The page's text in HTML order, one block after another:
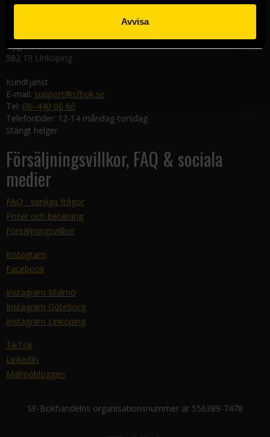
Avvisa
211 43 Malmö
Nygatan 20
582 19 Linköping
Kundtjänst
E-mail: support@sfbok.se
Tel: 08–440 00 66
Telefontider: 12-14 måndag-torsdag
Stängt helger
Försäljningsvillkor, FAQ & sociala
medier
FAQ - vanliga frågor
Priser och betalning
Försäljningsvillkor
Instagram
Facebook
Instagram Malmö
Instagram Göteborg
Instagram Linköping
TikTok
LinkedIn
Malmöbloggen
SF-Bokhandelns organisationsnummer är 556389-7478